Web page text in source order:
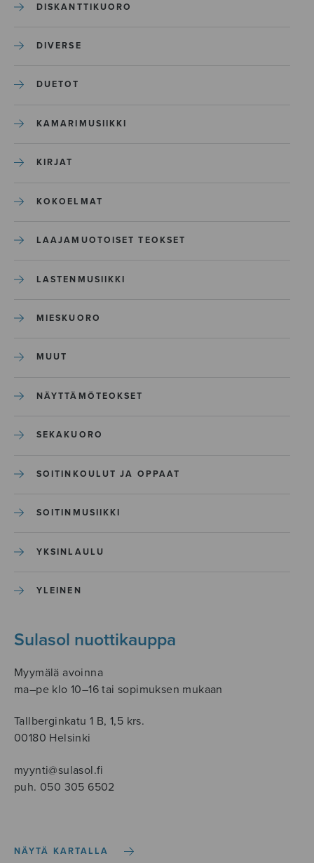
DISKANTTIKUORO
DIVERSE
DUETOT
KAMARIMUSIIKKI
KIRJAT
KOKOELMAT
LAAJAMUOTOISET TEOKSET
LASTENMUSIIKKI
MIESKUORO
MUUT
NÄYTTÄMÖTEOKSET
SEKAKUORO
SOITINKOULUT JA OPPAAT
SOITINMUSIIKKI
YKSINLAULU
YLEINEN
Sulasol nuottikauppa
Myymälä avoinna
ma–pe klo 10–16 tai sopimuksen mukaan
Tallberginkatu 1 B, 1,5 krs.
00180 Helsinki
myynti@sulasol.fi
puh. 050 305 6502
NÄYTÄ KARTALLA